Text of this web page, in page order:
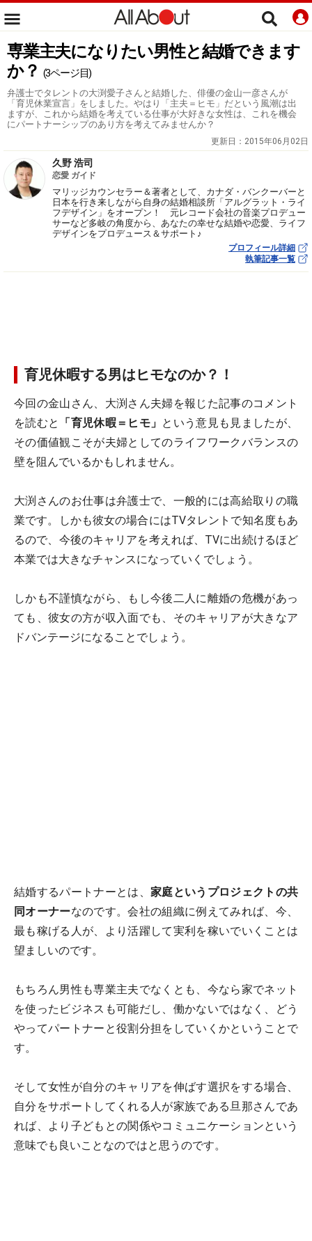
専業主夫になりたい男性と結婚できます
か？ (3ページ目)
弁護士でタレントの大渕愛子さんと結婚した、俳優の金山一彦さんが
「育児休業宣言」をしました。やはり「主夫＝ヒモ」だという風潮は出
ますが、これから結婚を考えている仕事が大好きな女性は、これを機会
にパートナーシップのあり方を考えてみませんか？
更新日： 2015年06月02日
久野 浩司
恋愛 ガイド
マリッジカウンセラー＆著者として、カナダ・バンクーバーと
日本を行き来しながら自身の結婚相談所「アルグラット・ライ
フデザイン」をオープン！ 元レコード会社の音楽プロデュー
サーなど多岐の角度から、あなたの幸せな結婚や恋愛、ライフ
デザインをプロデュース＆サポート♪
プロフィール詳細
執筆記事一覧
育児休暇する男はヒモなのか？！
今回の金山さん、大渕さん夫婦を報じた記事のコメント
を読むと
「育児休暇＝ヒモ」 という意見も見ましたが、
その価値観こそが夫婦としてのライフワークバランスの
壁を阻んでいるかもしれません。
大渕さんのお仕事は弁護士で、一般的には高給取りの職
業です。しかも彼女の場合にはTVタレントで知名度もあ
るので、今後のキャリアを考えれば、TVに出続けるほど
本業では大きなチャンスになっていくでしょう。
しかも不謹慎ながら、もし今後二人に離婚の危機があっ
ても、彼女の方が収入面でも、そのキャリアが大きなア
ドバンテージになることでしょう。
結婚するパートナーとは、 家庭というプロジェクトの共
同オーナーなのです。会社の組織に例えてみれば、今、
最も稼げる人が、より活躍して実利を稼いでいくことは
望ましいのです。
もちろん男性も専業主夫でなくとも、今なら家でネット
を使ったビジネスも可能だし、働かないではなく、どう
やってパートナーと役割分担をしていくかということで
す。
そして女性が自分のキャリアを伸ばす選択をする場合、
自分をサポートしてくれる人が家族である旦那さんであ
れば、より子どもとの関係やコミュニケーションという
意味でも良いことなのではと思うのです。